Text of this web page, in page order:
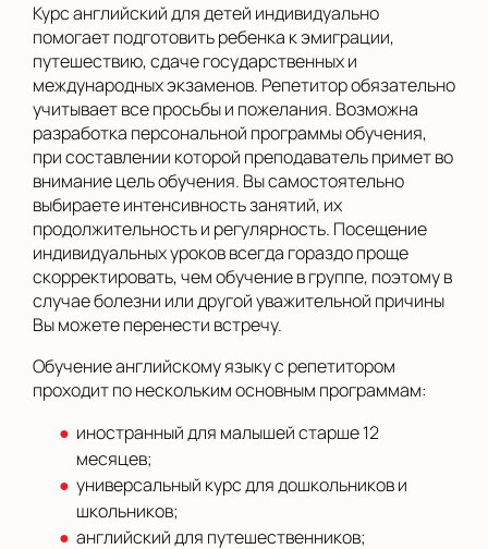
Курс английский для детей индивидуально
помогает подготовить ребенка к эмиграции,
путешествию, сдаче государственных и
международных экзаменов. Репетитор обязательно
учитывает все просьбы и пожелания. Возможна
разработка персональной программы обучения,
при составлении которой преподаватель примет во
внимание цель обучения. Вы самостоятельно
выбираете интенсивность занятий, их
продолжительность и регулярность. Посещение
индивидуальных уроков всегда гораздо проще
скорректировать, чем обучение в группе, поэтому в
случае болезни или другой уважительной причины
Вы можете перенести встречу.
Обучение английскому языку с репетитором
проходит по нескольким основным программам:
иностранный для малышей старше 12
месяцев;
универсальный курс для дошкольников и
школьников;
английский для путешественников;